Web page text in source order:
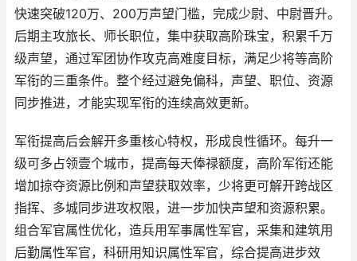
快速突破120万、200万声望门槛，完成少尉、中尉晋升。
后期主攻旅长、师长职位，集中获取高阶珠宝，积累千万
级声望，通过军团协作攻克高难度目标，满足少将等高阶
军衔的三重条件。整个经过避免偏科，声望、职位、资源
同步推进，才能实现军衔的连续高效更新。
军衔提高后会解开多重核心特权，形成良性循环。每升一
级可多占领壹个城市，提高每天俸禄额度，高阶军衔还能
增加掠夺资源比例和声望获取效率，少将更可解开跨战区
指挥、多城同步进攻权限，进一步加快声望和资源积累。
组合军官属性优化，造兵用军事属性军官，采集和建筑用
后勤属性军官，科研用知识属性军官，综合提高进步效